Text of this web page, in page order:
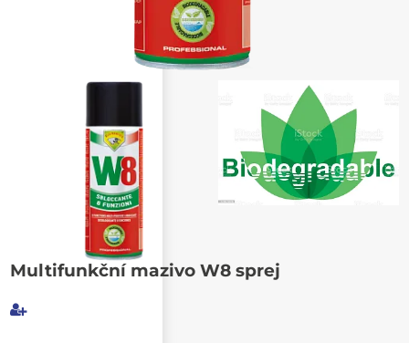
Multifunkční mazivo W8 sprej
Poslat známému